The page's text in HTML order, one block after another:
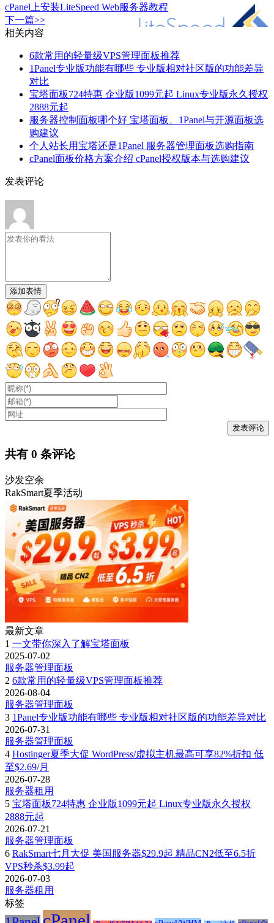
cPanel上安装LiteSpeed Web服务器教程
下一篇>>
相关内容
6款常用的轻量级VPS管理面板推荐
1Panel专业版功能有哪些 专业版相对社区版的功能差异
对比
宝塔面板724特惠 企业版1099元起 Linux专业版永久授权
2888元起
服务器控制面板哪个好 宝塔面板、1Panel与开源面板选
购建议
个人站长用宝塔还是1Panel 服务器管理面板选购指南
cPanel面板价格方案介绍 cPanel授权版本与选购建议
发表评论
添加表情
共有 0 条评论
沙发空余
RakSmart夏季活动
最新文章
1 一文带你深入了解宝塔面板
2025-07-02
服务器管理面板
2 6款常用的轻量级VPS管理面板推荐
2026-08-04
服务器管理面板
3 1Panel专业版功能有哪些 专业版相对社区版的功能差异对比
2026-07-31
服务器管理面板
4 Hostinger夏季大促 WordPress/虚拟主机最高可享82%折扣 低
至$2.69/月
2026-07-28
服务器租用
5 宝塔面板724特惠 企业版1099元起 Linux专业版永久授权
2888元起
2026-07-21
服务器管理面板
6 RakSmart七月大促 美国服务器$29.9起 精品CN2低至6.5折
VPS秒杀$3.99起
2026-07-03
服务器租用
标签